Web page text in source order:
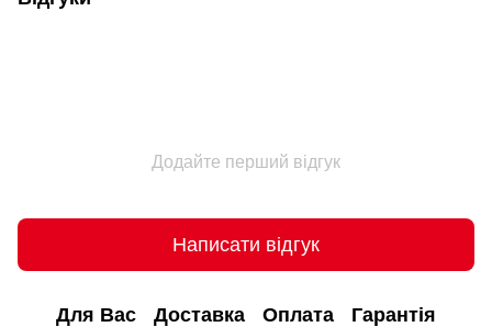
Додайте перший відгук
Написати відгук
Для Вас Доставка Оплата Гарантія